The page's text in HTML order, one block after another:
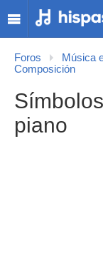
Foros Música
Composición
piano